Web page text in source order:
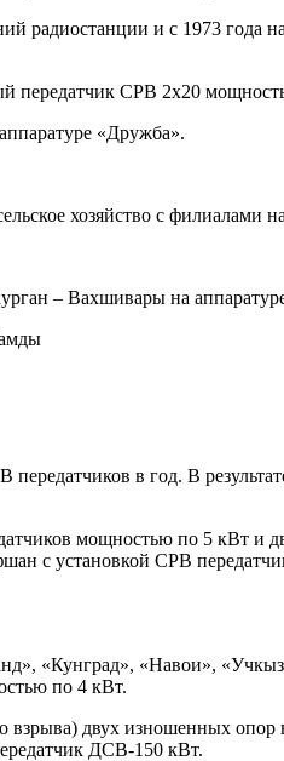
радиостанции и с 1973
передатчик СРВ 2х20
«Дружба».
хозяйство с филиалами
– Вахшивары на
в год. В
мощностью по 5
с установкой СРВ
«Кунград», «Навои»,
по 4 кВт.
двух изношенных опор
ДСВ-150 кВт.